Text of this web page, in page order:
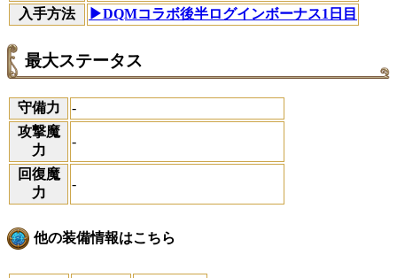
入手方法
▶︎DQMコラボ後半ログインボーナス1日目
最大ステータス
守備力
-
攻撃魔
力
-
回復魔
力
-
他の装備情報はこちら